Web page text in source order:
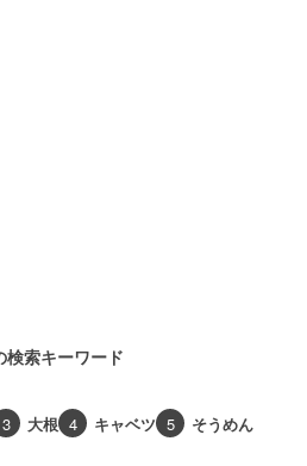
検索キーワード
3 大根 4 キャベツ 5 そうめん